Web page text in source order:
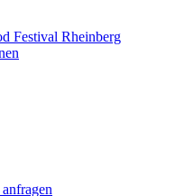
Festival Rheinberg